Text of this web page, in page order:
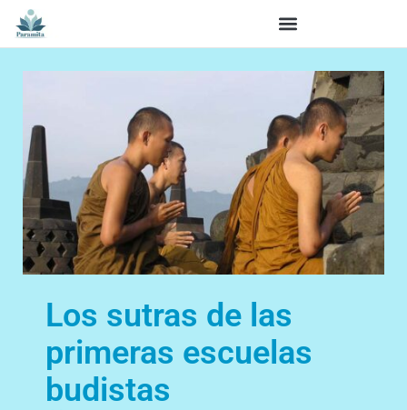
Los sutras de las
primeras escuelas
budistas